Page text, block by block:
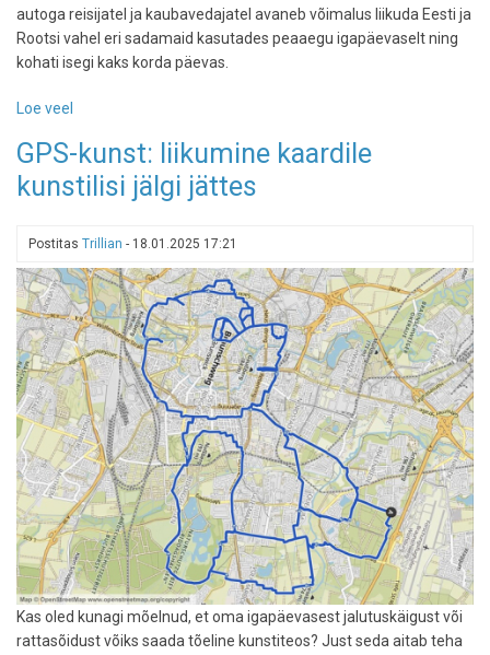
autoga reisijatel ja kaubavedajatel avaneb võimalus liikuda Eesti ja
Rootsi vahel eri sadamaid kasutades peaaegu igapäevaselt ning
kohati isegi kaks korda päevas.
Loe veel
reisilaev
Star
Paldiski-
Kapellskäri
liinil
GPS-kunst: liikumine kaardile
kunstilisi jälgi jättes
Postitas Trillian - 18.01.2025 17:21
Kas oled kunagi mõelnud, et oma igapäevasest jalutuskäigust või
rattasõidust võiks saada tõeline kunstiteos? Just seda aitab teha